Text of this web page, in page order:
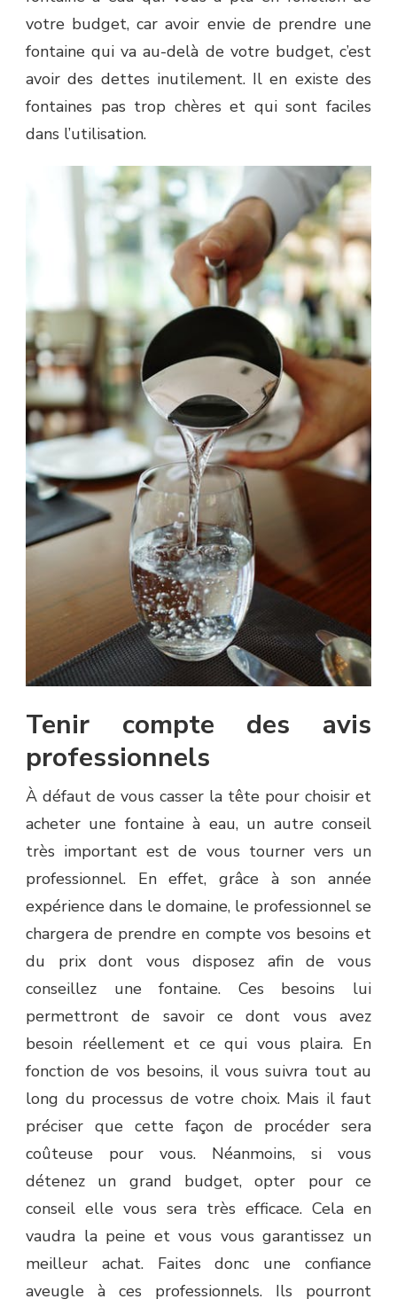
votre budget, car avoir envie de prendre une
fontaine qui va au-delà de votre budget, c’est
avoir des dettes inutilement. Il en existe des
fontaines pas trop chères et qui sont faciles
dans l’utilisation.
Tenir compte des avis
professionnels
À défaut de vous casser la tête pour choisir et
acheter une fontaine à eau, un autre conseil
très important est de vous tourner vers un
professionnel. En effet, grâce à son année
expérience dans le domaine, le professionnel se
chargera de prendre en compte vos besoins et
du prix dont vous disposez afin de vous
conseillez une fontaine. Ces besoins lui
permettront de savoir ce dont vous avez
besoin réellement et ce qui vous plaira. En
fonction de vos besoins, il vous suivra tout au
long du processus de votre choix. Mais il faut
préciser que cette façon de procéder sera
coûteuse pour vous. Néanmoins, si vous
détenez un grand budget, opter pour ce
conseil elle vous sera très efficace. Cela en
vaudra la peine et vous vous garantissez un
meilleur achat. Faites donc une confiance
aveugle à ces professionnels. Ils pourront